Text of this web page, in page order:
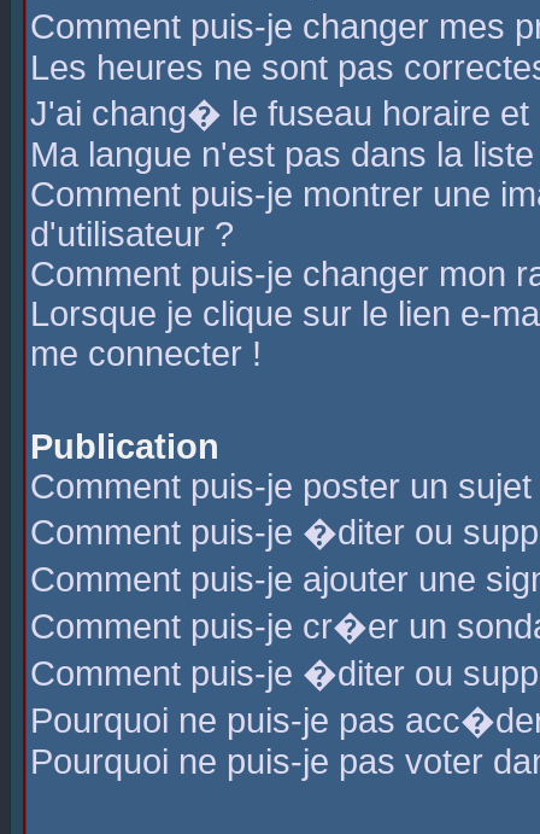
Comment puis-je changer mes
Les heures ne sont pas
J'ai chang� le fuseau horaire
Ma langue n'est pas dans la
Comment puis-je montrer une
d'utilisateur ?
Comment puis-je changer mon
Lorsque je clique sur le lien e-
me connecter !
Publication
Comment puis-je poster un
Comment puis-je �diter ou
Comment puis-je ajouter une
Comment puis-je cr�er un
Comment puis-je �diter ou
Pourquoi ne puis-je pas
Pourquoi ne puis-je pas voter